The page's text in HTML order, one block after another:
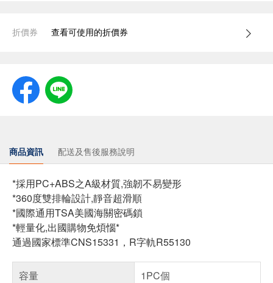
折價券 查看可使用的折價券
商品資訊 配送及售後服務說明
*採用PC+ABS之A級材質,強韌不易變形
*360度雙排輪設計,靜音超滑順
*國際通用TSA美國海關密碼鎖
*輕量化,出國購物免煩惱*
通過國家標準CNS15331，R字軌R55130
容量
1PC個